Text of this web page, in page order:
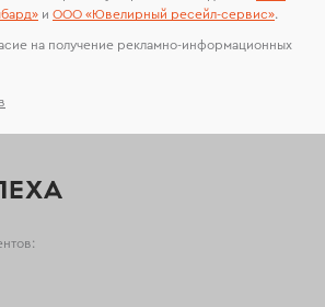
и ООО «Ювелирный ресейл-сервиc».
на получение рекламно-информационных